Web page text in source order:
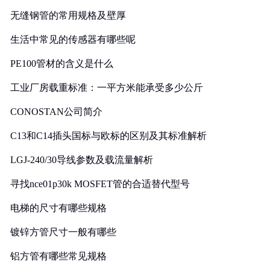
无缝钢管的常用规格及壁厚
生活中常见的传感器有哪些呢
PE100管材的含义是什么
工业厂房载重标准：一平方米能承受多少公斤
CONOSTAN公司简介
C13和C14插头国标与欧标的区别及其标准解析
LGJ-240/30导线参数及载流量解析
寻找nce01p30k MOSFET管的合适替代型号
电梯的尺寸有哪些规格
镀锌方管尺寸一般有哪些
铝方管有哪些常见规格